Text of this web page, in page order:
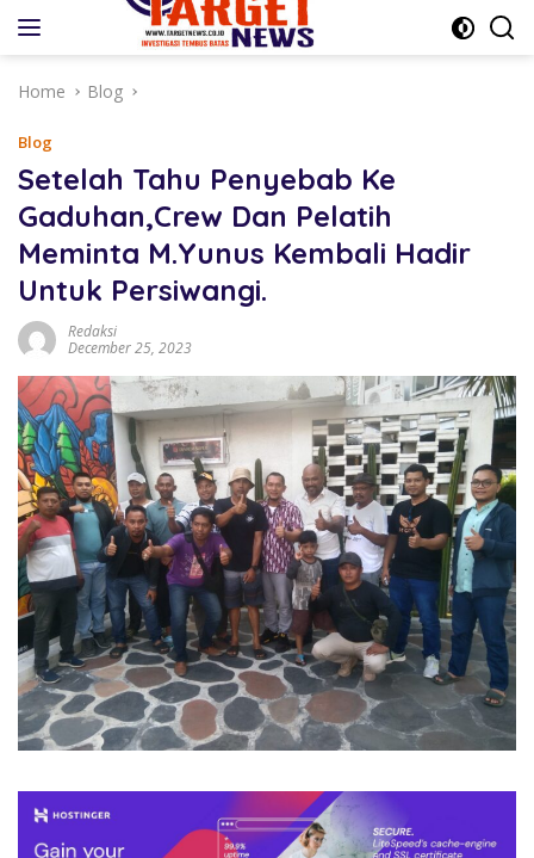
Home
Blog
Blog
Setelah Tahu Penyebab Ke
Gaduhan,Crew Dan Pelatih
Meminta M.Yunus Kembali Hadir
Untuk Persiwangi.
Redaksi
December 25, 2023